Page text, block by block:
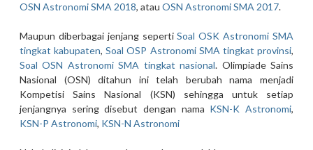
OSN Astronomi SMA 2018, atau OSN Astronomi SMA 2017.
Maupun diberbagai jenjang sepertiSoal OSK Astronomi SMA
tingkat kabupaten,Soal OSP Astronomi SMA tingkat provinsi,
Soal OSN Astronomi SMA tingkat nasional. Olimpiade Sains
Nasional (OSN) ditahun ini telah berubah nama menjadi
Kompetisi Sains Nasional (KSN) sehingga untuk setiap
jenjangnya sering disebut dengan nama KSN-K Astronomi,
KSN-P Astronomi, KSN-N Astronomi